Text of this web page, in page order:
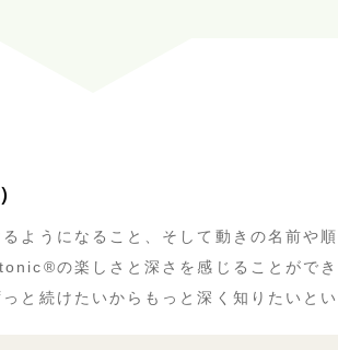
うになること、そして動きの名前や
の楽しさと深さを感じることがで
続けたいからもっと深く知りたいとい